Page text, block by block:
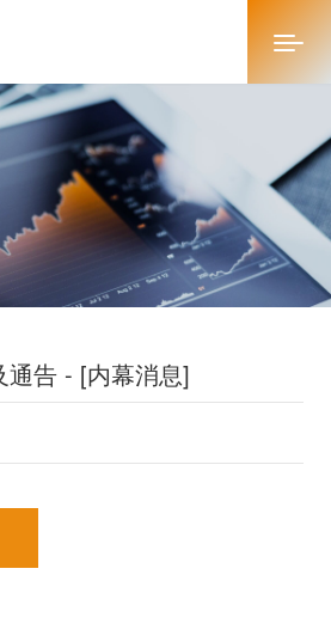
首页
关于恒鼎
新闻中心
恒鼎文化
通告 - [内幕消息]